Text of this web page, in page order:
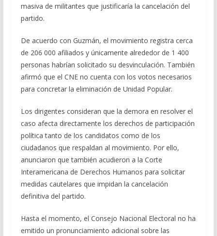
masiva de militantes que justificaría la cancelación del
partido.
De acuerdo con Guzmán, el movimiento registra cerca
de 206 000 afiliados y únicamente alrededor de 1 400
personas habrían solicitado su desvinculación. También
afirmó que el CNE no cuenta con los votos necesarios
para concretar la eliminación de Unidad Popular.
Los dirigentes consideran que la demora en resolver el
caso afecta directamente los derechos de participación
política tanto de los candidatos como de los
ciudadanos que respaldan al movimiento. Por ello,
anunciaron que también acudieron a la Corte
Interamericana de Derechos Humanos para solicitar
medidas cautelares que impidan la cancelación
definitiva del partido.
Hasta el momento, el Consejo Nacional Electoral no ha
emitido un pronunciamiento adicional sobre las